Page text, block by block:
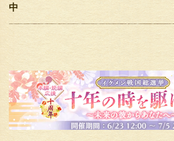
中